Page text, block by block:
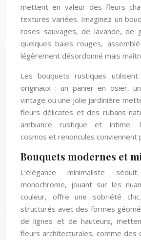
mettent en valeur des fleurs
textures variées. Imaginez un
roses sauvages, de lavande, de
quelques baies rouges,
légèrement désordonné mais
Les bouquets rustiques
originaux : un panier en osier,
vintage ou une jolie jardinière
fleurs délicates et des rubans
ambiance rustique et intime.
cosmos et renoncules conviennent
Bouquets modernes et
L’élégance minimaliste
monochrome, jouant sur les
couleur, offre une sobriété
structurés avec des formes
de lignes et de hauteurs,
fleurs architecturales, comme des